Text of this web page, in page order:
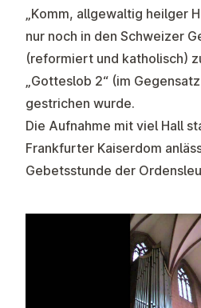
„Komm, allgewaltig heilger
nur noch in den Schweizer
(reformiert und katholisch)
„Gotteslob 2“ (im
gestrichen wurde.
Die Aufnahme mit viel Hall
Frankfurter Kaiserdom
Gebetsstunde der